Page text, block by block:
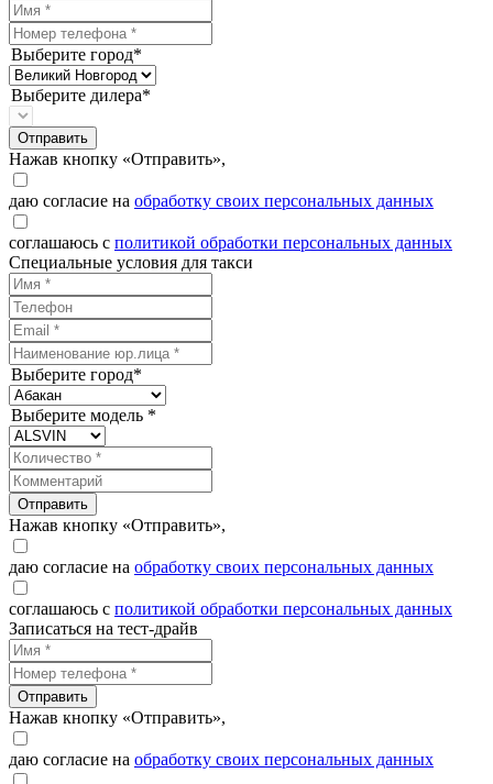
Выберите город*
Выберите дилера*
Отправить
Нажав кнопку «Отправить»,
даю согласие на обработку своих персональных данных
соглашаюсь с политикой обработки персональных данных
Специальные условия для такси
Выберите город*
Выберите модель *
Отправить
Нажав кнопку «Отправить»,
даю согласие на обработку своих персональных данных
соглашаюсь с политикой обработки персональных данных
Записаться на тест-драйв
Отправить
Нажав кнопку «Отправить»,
даю согласие на обработку своих персональных данных